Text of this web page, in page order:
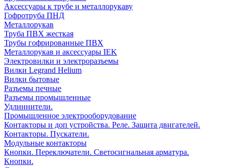
Аксессуары к трубе и металлорукаву
Гофротруба ПНД
Металлорукав
Труба ПВХ жесткая
Трубы гофрированные ПВХ
Металлорукав и аксессуары IEK
Электровилки и электроразъемы
Вилки Legrand Helium
Вилки бытовые
Разъемы печные
Разъемы промышленные
Удлиннители.
Промышленное электрооборудование
Контакторы и доп устройства. Реле. Защита двигателей.
Контакторы. Пускатели.
Модульные контакторы
Кнопки. Переключатели. Светосигнальная арматура.
Кнопки.